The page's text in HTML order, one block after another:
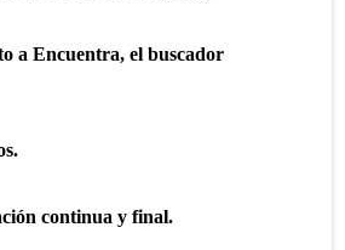
a Encuentra, el buscador
continua y final.